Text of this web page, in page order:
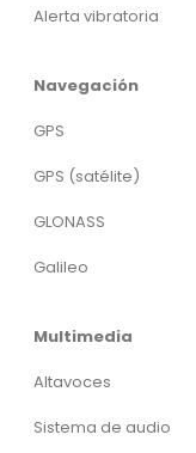
Alerta vibratoria
Navegación
GPS
GPS (satélite)
GLONASS
Galileo
Multimedia
Altavoces
Sistema de audio